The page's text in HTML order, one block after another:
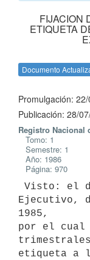
FIJACION
ETIQUETA
Documento
Promulgación:
Publicación: 28/
Registro Nacional
Tomo: 1
Semestre: 1
Año: 1986
Página: 970
Ejecutivo,
1985,
por el cual
etiqueta a